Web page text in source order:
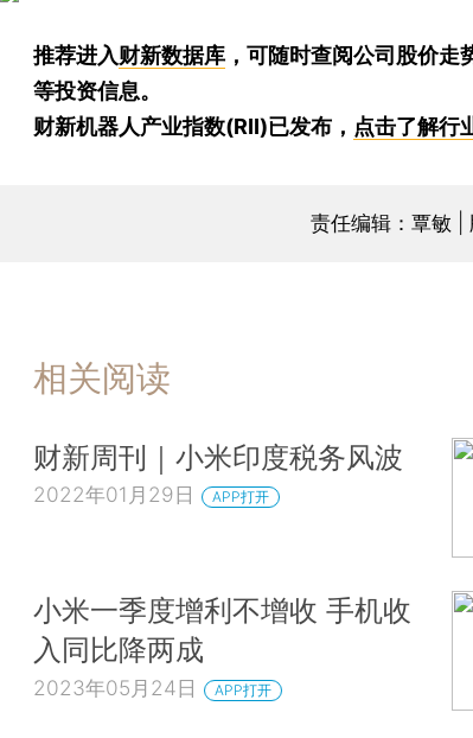
推荐进入财新数据库 ，可随时查阅公司股价走
等投资信息。
财新机器人产业指数(RII)已发布， 点击了解行
责任编辑：覃敏 |
相关阅读
财新周刊｜小米印度税务风波
2022年01月29日 APP打开
小米一季度增利不增收 手机收
入同比降两成
2023年05月24日 APP打开